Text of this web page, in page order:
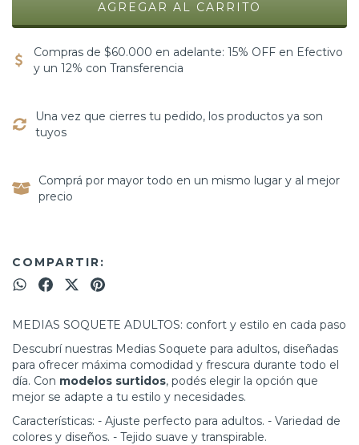
Compras de $60.000 en adelante: 15% OFF en Efectivo
y un 12% con Transferencia
Una vez que cierres tu pedido, los productos ya son
tuyos
Comprá por mayor todo en un mismo lugar y al mejor
precio
COMPARTIR:
MEDIAS SOQUETE ADULTOS: confort y estilo en cada paso
Descubrí nuestras Medias Soquete para adultos, diseñadas
para ofrecer máxima comodidad y frescura durante todo el
día. Con modelos surtidos, podés elegir la opción que
mejor se adapte a tu estilo y necesidades.
Características: - Ajuste perfecto para adultos. - Variedad de
colores y diseños. - Tejido suave y transpirable.